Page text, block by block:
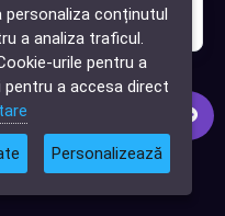
✕
Cauți o aplicație
software?
compania mea IT
conținutul
a analiza traficul.
urile pentru a
a accesa direct
Personalizează